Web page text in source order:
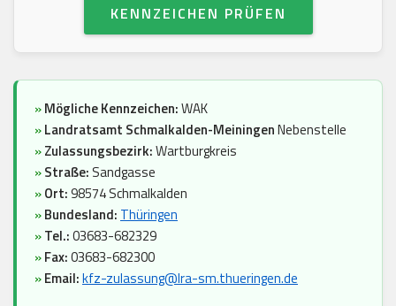
KENNZEICHEN PRÜFEN
»Mögliche Kennzeichen:WAK
»Landratsamt Schmalkalden-MeiningenNebenstelle
»Zulassungsbezirk:Wartburgkreis
»Straße: Sandgasse
»Ort:98574 Schmalkalden
»Bundesland: Thüringen
»Tel.:03683-682329
»Fax:03683-682300
»Email:kfz-zulassung@lra-sm.thueringen.de